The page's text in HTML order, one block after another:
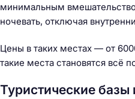
минимальным
ночевать, отключая
Цены в таких местах — от
такие места становятся всё
Туристические